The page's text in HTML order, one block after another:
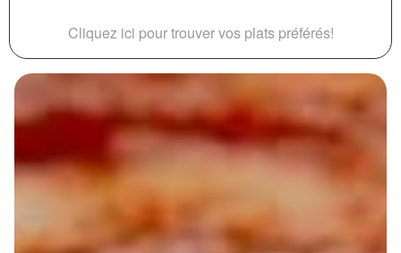
Cliquez ici pour trouver vos plats préférés!